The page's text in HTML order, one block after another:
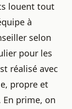
louent tout
à
selon
pour les
réalisé avec
propre et
prime, on